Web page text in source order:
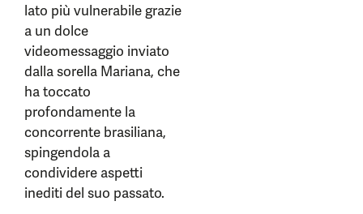
lato più vulnerabile grazie
a un dolce
videomessaggio inviato
dalla sorella Mariana, che
ha toccato
profondamente la
concorrente brasiliana,
spingendola a
condividere aspetti
inediti del suo passato.